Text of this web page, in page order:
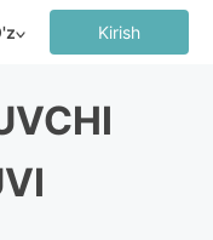
Kirish